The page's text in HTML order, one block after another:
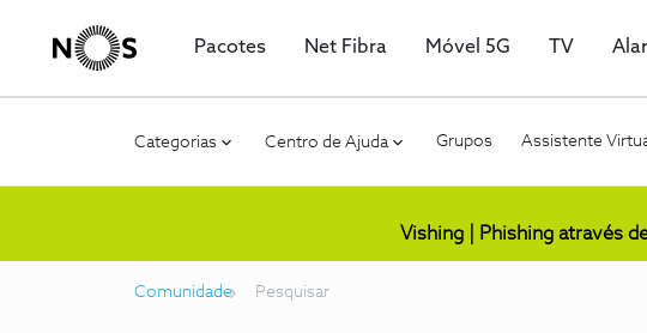
Pacotes Net Fibra Móvel 5G TV
Categorias Centro de Ajuda Grupos Assistente
Vishing | Phishing através
Comunidade Pesquisar